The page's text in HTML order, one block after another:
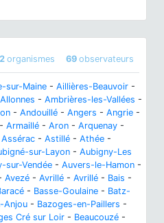
2 organismes 69 observateurs
sur-Maine - Aillières-Beauvoir -
Allonnes - Ambrières-les-Vallées -
- Andouillé - Angers - Angrie -
- Armaillé - Aron - Arquenay -
Assérac - Astillé - Athée -
sur-Layon - Aubigny-Les
sur-Vendée - Auvers-le-Hamon -
Avezé - Avrillé - Avrillé - Bais -
- Basse-Goulaine - Batz-
Anjou - Bazoges-en-Paillers -
Cré sur Loir - Beaucouzé -